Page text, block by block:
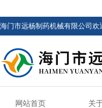
海门市远杨制药机械有限公司欢
网站首页 关